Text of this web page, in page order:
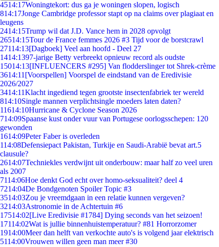
4514:17Woningtekort: dus ga je woningen slopen, logisch
814:17Jonge Cambridge professor stapt op na claims over plagiaat en
leugens
2414:15Trump wil dat J.D. Vance hem in 2028 opvolgt
26514:15Tour de France femmes 2026 #3 Tijd voor de borstcrawl
27114:13[Dagboek] Veel aan hoofd - Deel 27
1414:1397-jarige Betty verbreekt opnieuw record als oudste
15014:13[INFLUENCERS #295] Van flodderslinger tot Shrek-crème
3614:11 [Voorspellen] Voorspel de eindstand van de Eredivisie
2026/2027
3414:11Klacht ingediend tegen grootste insectenfabriek ter wereld
814:10Single mannen verplichtsingle moeders laten daten?
11614:10Hurricane & Cyclone Season 2026
714:09Spaanse kust onder vuur van Portugese oorlogsschepen: 120
gewonden
1614:09Peter Faber is overleden
114:08Defensiepact Pakistan, Turkije en Saudi-Arabië bevat art.5
clausule?
2614:07Techniekles verdwijnt uit onderbouw: maar half zo veel uren
als 2007
7114:06Hoe denkt God echt over homo-seksualiteit? deel 4
7214:04De Bondgenoten Spoiler Topic #3
3514:03Zou je vreemdgaan in een relatie kunnen vergeven?
3214:03Astronomie in de Achtertuin #6
17514:02[Live Eredivisie #1784] Dying seconds van het seizoen!
17114:02Wat is jullie binnenhuistemperatuur? #81 Horrorzomer
1914:00Meer dan helft van verkochte auto's is volgend jaar elektrisch
5114:00Vrouwen willen geen man meer #30